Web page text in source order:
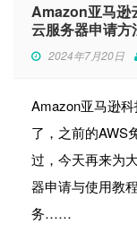
Amazon亚马逊
云服务器申请方
2024年7月20日
Amazon亚马逊
了，之前的AWS
过，今天再来为
器申请与使用教
务……